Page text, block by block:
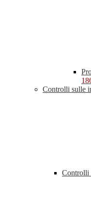
Controlli sulle
Controlli